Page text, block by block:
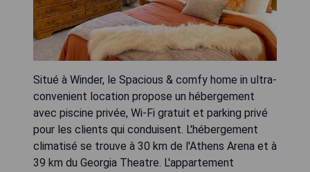
Situé à Winder, le Spacious & comfy home in ultra-
convenient location propose un hébergement
avec piscine privée, Wi-Fi gratuit et parking privé
pour les clients qui conduisent. L'hébergement
climatisé se trouve à 30 km de l'Athens Arena et à
39 km du Georgia Theatre. L'appartement